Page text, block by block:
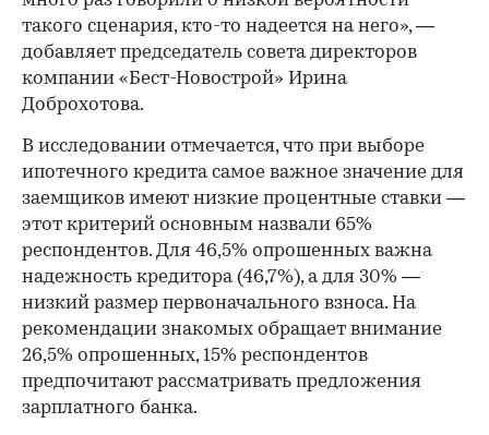
такого сценария, кто-то надеется на него», —
добавляет председатель совета директоров
компании «Бест-Новострой» Ирина
Доброхотова.
В исследовании отмечается, что при выборе
ипотечного кредита самое важное значение для
заемщиков имеют низкие процентные ставки —
этот критерий основным назвали 65%
респондентов. Для 46,5% опрошенных важна
надежность кредитора (46,7%), а для 30% —
низкий размер первоначального взноса. На
рекомендации знакомых обращает внимание
26,5% опрошенных, 15% респондентов
предпочитают рассматривать предложения
зарплатного банка.